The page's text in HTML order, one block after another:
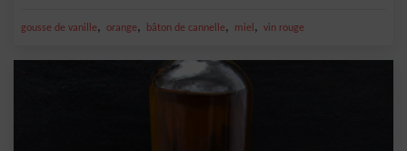
gousse de vanille, orange, bâton de cannelle, miel , vin rouge